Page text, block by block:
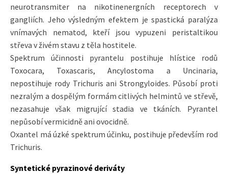
neurotransmiter na nikotinenergních receptorech v
gangliích. Jeho výsledným efektem je spastická paralýza
vnímavých nematod, kteří jsou vypuzeni peristaltikou
střeva v živém stavu z těla hostitele.
Spektrum účinnosti pyrantelu postihuje hlístice rodů
Toxocara, Toxascaris, Ancylostoma a Uncinaria,
nepostihuje rody Trichuris ani Strongyloides. Působí proti
nezralým a dospělým formám citlivých helmintů ve střevě,
nezasahuje však migrující stadia ve tkáních. Pyrantel
nepůsobí vermicidně ani ovocidně.
Oxantel má úzké spektrum účinku, postihuje především rod
Trichuris.
Syntetické pyrazinové deriváty